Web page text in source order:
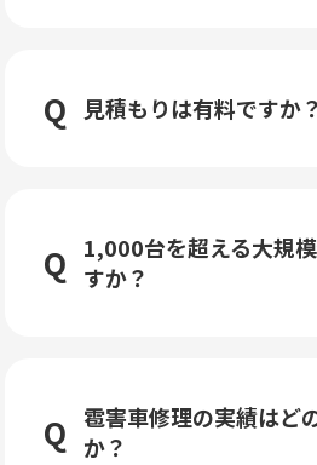
見積もりは有料ですか？
1,000台を超える大規
すか？
雹害車修理の実績はど
か？